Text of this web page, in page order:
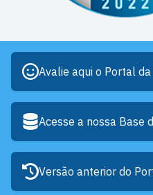
Avalie aqui o Portal
Acesse a nossa Base
Versão anterior do